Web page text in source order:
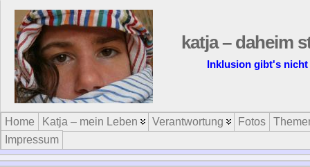
katja – daheim
Inklusion gibt's
Home Katja – mein Leben Verantwortung Fotos
Impressum